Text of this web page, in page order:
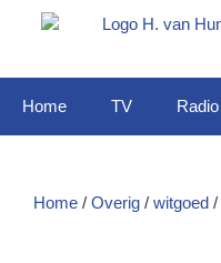
Home TV Radio
Home / Overig / witgoed /